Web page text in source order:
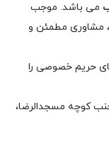
می باشد. موجب
، مشاوری مطمئن و
حریم خصوصی را
کوچه مسجدالرضا،